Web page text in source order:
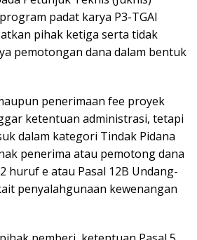
padat karya P3-TGAI
pihak ketiga serta tidak
pemotongan dana dalam bentuk
penerimaan fee proyek
ketentuan administrasi, tetapi
dalam kategori Tindak Pidana
penerima atau pemotong dana
huruf e atau Pasal 12B Undang-
penyalahgunaan kewenangan